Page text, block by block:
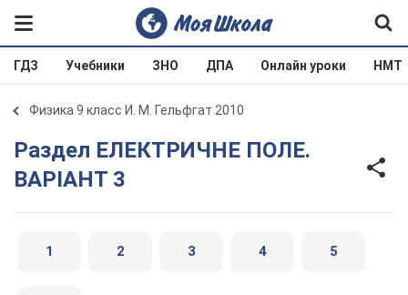
ГДЗ Учебники ЗНО ДПА Онлайн уроки НМТ
Физика 9 класс И. М. Гельфгат 2010
Раздел ЕЛЕКТРИЧНЕ ПОЛЕ.
ВАРIАНТ 3
1 2 3 4 5